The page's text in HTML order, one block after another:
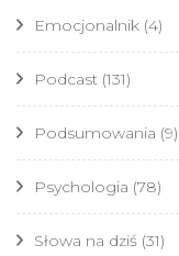
Emocjonalnik (4)
Podcast (131)
Podsumowania (9)
Psychologia (78)
Słowa na dziś (31)